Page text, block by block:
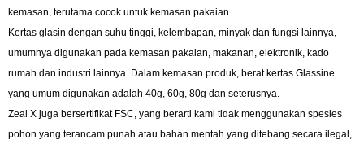
kemasan, terutama cocok untuk kemasan pakaian.
Kertas glasin dengan suhu tinggi, kelembapan, minyak dan fungsi lainnya,
umumnya digunakan pada kemasan pakaian, makanan, elektronik, kado
rumah dan industri lainnya. Dalam kemasan produk, berat kertas Glassine
yang umum digunakan adalah 40g, 60g, 80g dan seterusnya.
Zeal X juga bersertifikat FSC, yang berarti kami tidak menggunakan spesies
pohon yang terancam punah atau bahan mentah yang ditebang secara ilegal,